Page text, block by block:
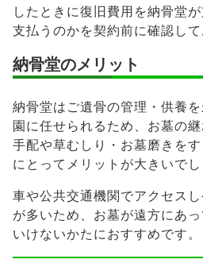
したときに復旧費用を納骨堂
支払うのかを契約前に確認して
納骨堂のメリット
納骨堂はご遺骨の管理・供養
園に任せられるため、お墓の
手配や草むしり・お墓磨きを
にとってメリットが大きいでし
車や公共交通機関でアクセス
が多いため、お墓が遠方にあ
いけないかたにおすすめです。